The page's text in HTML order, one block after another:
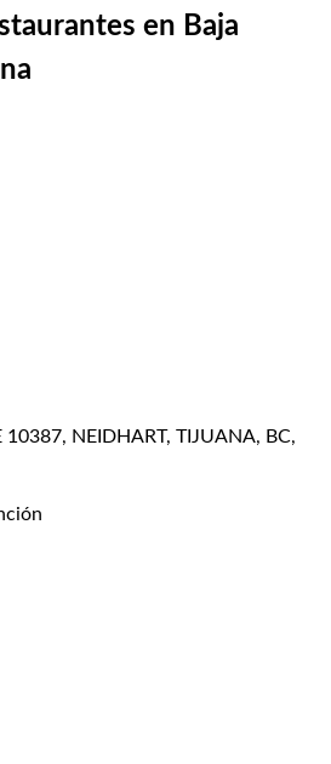
en Baja
10387, NEIDHART, TIJUANA, BC,